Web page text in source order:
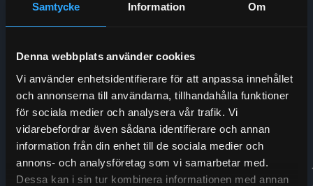
Samtycke Information Om
Denna webbplats använder cookies
Vi använder enhetsidentifierare för att anpassa innehållet
och annonserna till användarna, tillhandahålla funktioner
för sociala medier och analysera vår trafik. Vi
vidarebefordrar även sådana identifierare och annan
information från din enhet till de sociala medier och
annons- och analysföretag som vi samarbetar med.
Dessa kan i sin tur kombinera informationen med annan
Enskede Hydraul AB
E-post: Order@enskedehydraul.se
Adress: Box 70
740 03 Östervåla
Org.nr: 556208-5778